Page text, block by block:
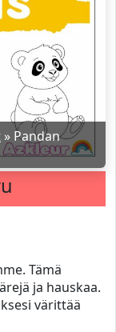
» Pandan
Tämä
ja hauskaa.
värittää